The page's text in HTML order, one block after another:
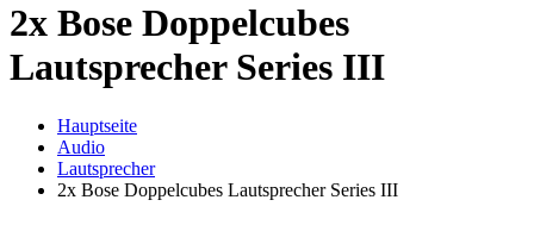
2x Bose Doppelcubes
Lautsprecher Series III
Hauptseite
Audio
Lautsprecher
2x Bose Doppelcubes Lautsprecher Series III